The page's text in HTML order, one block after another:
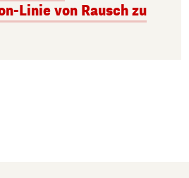
Linie von Rausch zu